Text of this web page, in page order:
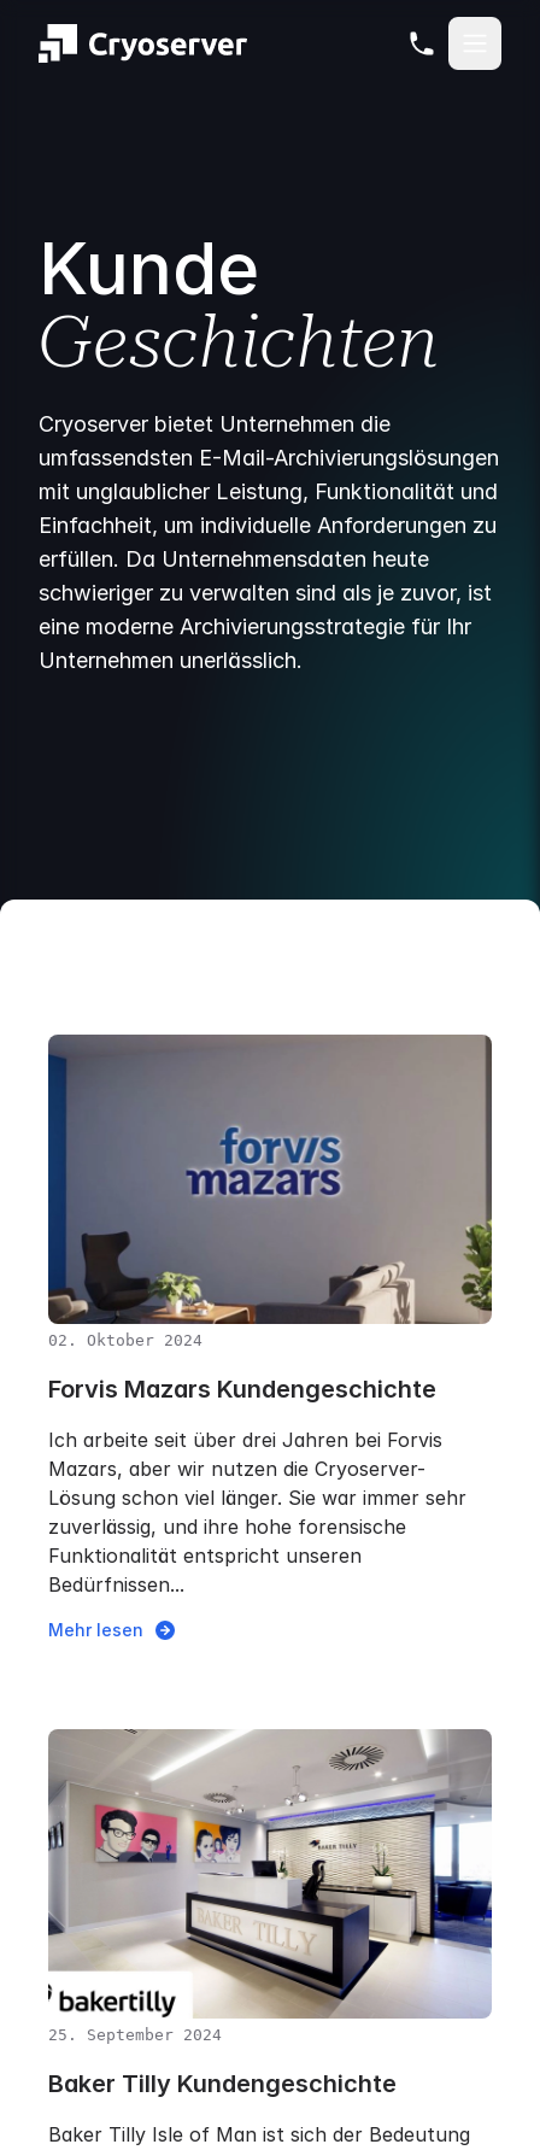
Kunde
Geschichten
Cryoserver bietet Unternehmen die
umfassendsten E-Mail-Archivierungslösungen
mit unglaublicher Leistung, Funktionalität und
Einfachheit, um individuelle Anforderungen zu
erfüllen. Da Unternehmensdaten heute
schwieriger zu verwalten sind als je zuvor, ist
eine moderne Archivierungsstrategie für Ihr
Unternehmen unerlässlich.
02. Oktober 2024
Forvis Mazars Kundengeschichte
Ich arbeite seit über drei Jahren bei Forvis
Mazars, aber wir nutzen die Cryoserver-
Lösung schon viel länger. Sie war immer sehr
zuverlässig, und ihre hohe forensische
Funktionalität entspricht unseren
Bedürfnissen...
Mehr lesen
25. September 2024
Baker Tilly Kundengeschichte
Baker Tilly Isle of Man ist sich der Bedeutung